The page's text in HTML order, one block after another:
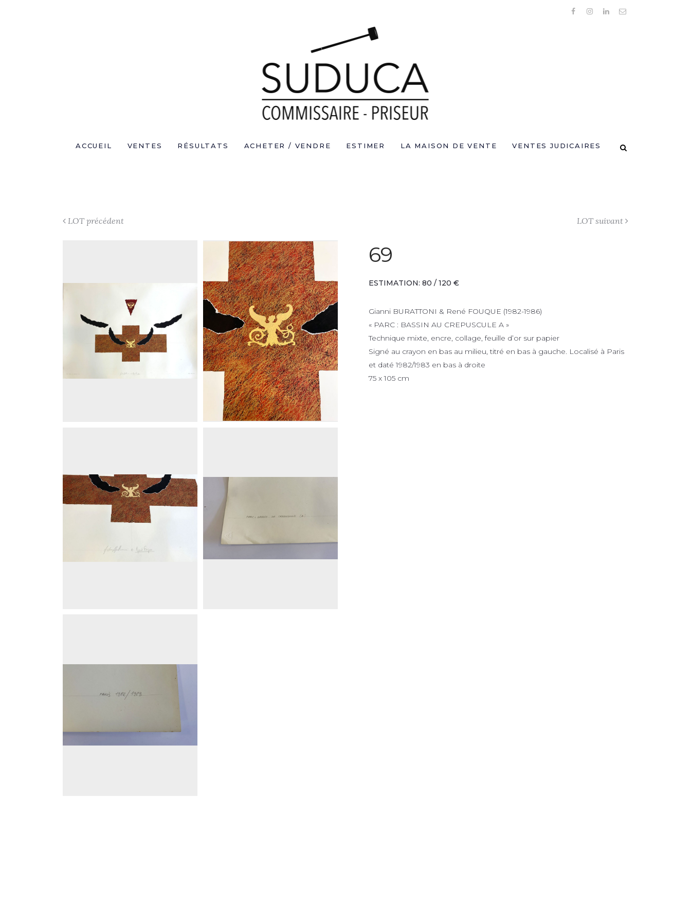
ACCUEIL VENTES RÉSULTATS ACHETER / VENDRE ESTIMER LA MAISON DE VENTE VENTES JUDICAIRES
LOT précédent LOT suivant
69
ESTIMATION: 80 / 120 €
Gianni BURATTONI & René FOUQUE (1982-1986)
« PARC : BASSIN AU CREPUSCULE A »
Technique mixte, encre, collage, feuille d’or sur papier
Signé au crayon en bas au milieu, titré en bas à gauche. Localisé à Paris
et daté 1982/1983 en bas à droite
75 x 105 cm